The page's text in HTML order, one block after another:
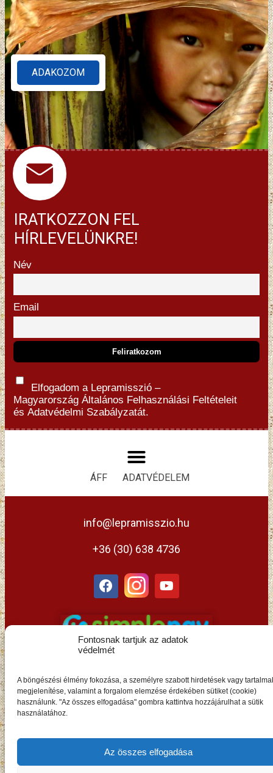
Fontosnak tartjuk az adatok
védelmét
A böngészési élmény fokozása, a személyre szabott hirdetések vagy
megjelenítése, valamint a forgalom elemzése érdekében sütiket (cookie)
használunk. "Az összes elfogadása" gombra kattintva hozzájárulhat a sütik
használatához.
Az összes elfogadása
ADAKOZOM
IRATKOZZON FEL
HÍRLEVELÜNKRE!
Név
Email
Elfogadom a Lepramisszió –
Magyarország Általános Felhasználási Feltételeit
és Adatvédelmi Szabályzatát.
ÁFF ADATVÉDELEM
info@lepramisszio.hu
+36 (30) 638 4736